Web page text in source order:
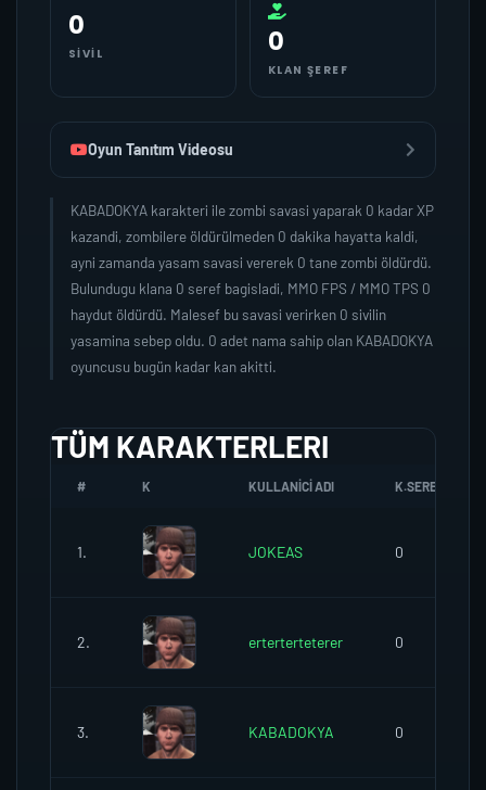
0
SIVIL 0
KLAN ŞEREF
Oyun Tanıtım Videosu
KABADOKYA karakteri ile zombi savasi yaparak 0 kadar XP
kazandi, zombilere öldürülmeden 0 dakika hayatta kaldi,
ayni zamanda yasam savasi vererek 0 tane zombi öldürdü.
Bulundugu klana 0 seref bagisladi, MMO FPS / MMO TPS 0
haydut öldürdü. Malesef bu savasi verirken 0 sivilin
yasamina sebep oldu. 0 adet nama sahip olan KABADOKYA
oyuncusu bugün kadar kan akitti.
TÜM KARAKTERLERI
# K KULLANICI ADI K.SEREFI
1. JOKEAS 0
2. erterterteterer 0
3. KABADOKYA 0